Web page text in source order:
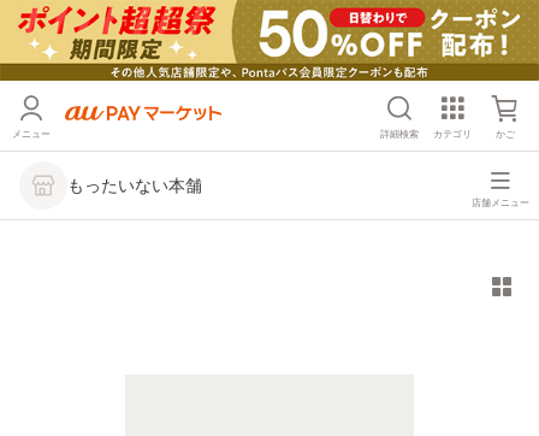
メニュー 詳細検索 カテゴリ かご
もったいない本舗
店舗メニュー